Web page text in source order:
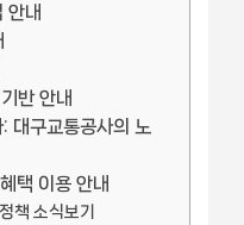
안내
반 안내
대구교통공사의 노
택 이용 안내
책 소식보기